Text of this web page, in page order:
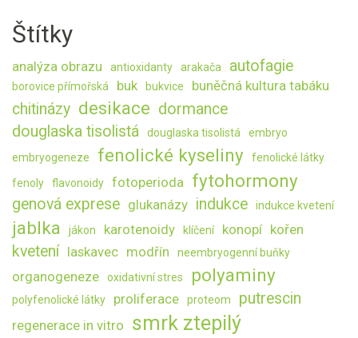
Štítky
analýza obrazu antioxidanty arakača autofagie
borovice přímořská buk bukvice buněčná kultura tabáku
chitinázy desikace dormance
douglaska tisolistá
douglaska tisolistá
embryo
embryogeneze
fenolické kyseliny
fenolické látky
fenoly
flavonoidy fotoperioda fytohormony
genová exprese glukanázy indukce indukce kvetení
jablka jákon karotenoidy klíčení konopí kořen
kvetení laskavec modřín neembryogenní buňky
organogeneze oxidativní stres polyaminy
polyfenolické látky proliferace proteom putrescin
regenerace in vitro smrk ztepilý